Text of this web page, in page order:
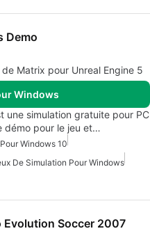
Demo
Matrix pour Unreal Engine 5
Windows
une simulation gratuite pour PC
démo pour le jeu et…
Windows 10
De Simulation Pour Windows
Evolution Soccer 2007